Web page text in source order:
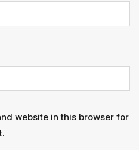
website in this browser for